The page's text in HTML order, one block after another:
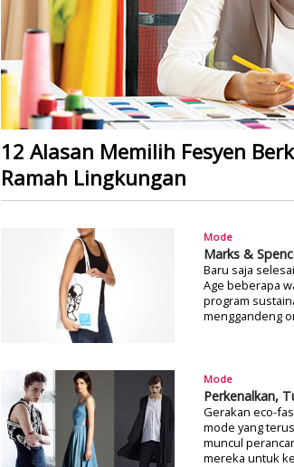
12 Alasan Memilih Fesyen
Ramah Lingkungan
Mode
Marks &
Baru saja
Age beberapa
program
menggandeng
Mode
Perkenalkan,
Gerakan eco-
mode yang
muncul
mereka untuk